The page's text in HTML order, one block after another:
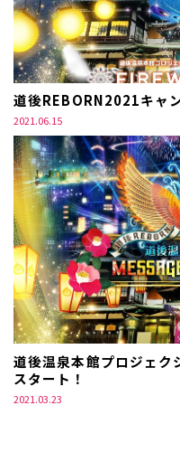
道後REBORN2021キャ
2021.06.15
道後温泉本館プロジェク
スタート！
2021.03.23